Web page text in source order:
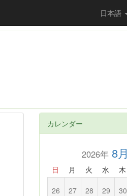
日本語
カレンダー
2026年 8月
日 月 火 水 木
26 27 28 29 30